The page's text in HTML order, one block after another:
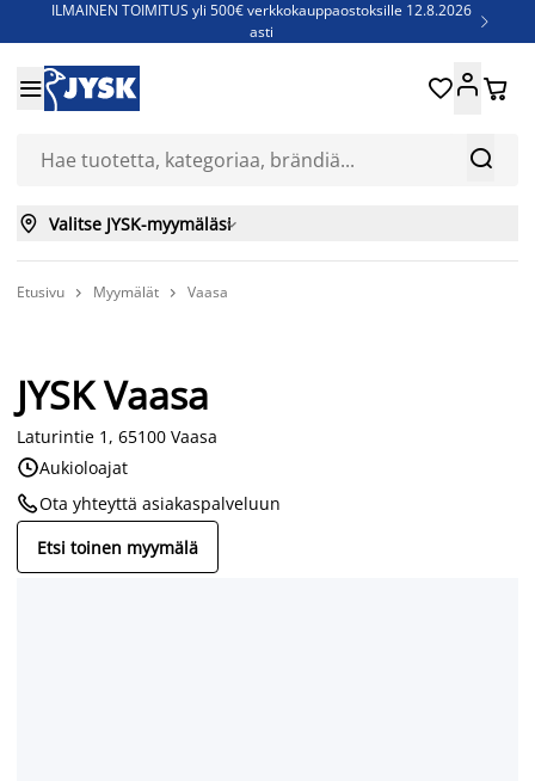
ILMAINEN TOIMITUS yli 500€ verkkokauppaostoksille 12.8.2026
asti

Jenkkisänkyjä - Säästä jopa 60%


 
 Valitse JYSK-myymäläsi
Etusivu  Myymälät  Vaasa
JYSK Vaasa
Laturintie 1, 65100 Vaasa
Aukioloajat
Ota yhteyttä asiakaspalveluun
Etsi toinen myymälä